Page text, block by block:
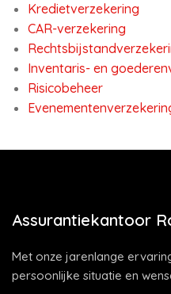
Kredietverzekering
CAR-verzekering
Inventaris- en
Risicobeheer
Assurantiekantoor
Met onze jarenlange
persoonlijke situatie en